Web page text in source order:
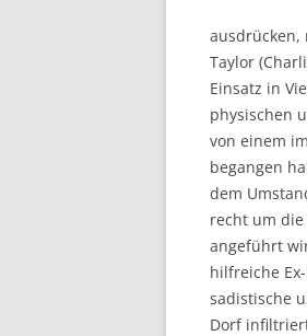
ausdrücken,
Taylor
Einsatz in
physischen
von einem
begangen
dem
recht um
angeführt
hilfreiche
sadistische
Dorf